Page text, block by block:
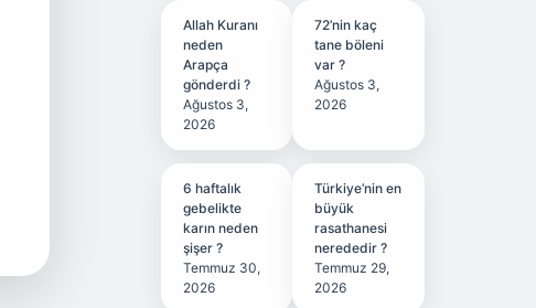
Allah Kuranı
neden
Arapça
gönderdi ?
Ağustos 3,
2026
72’nin kaç
tane böleni
var ?
Ağustos 3,
2026
6 haftalık
gebelikte
karın neden
şişer ?
Temmuz 30,
2026
Türkiye’nin en
büyük
rasathanesi
nerededir ?
Temmuz 29,
2026